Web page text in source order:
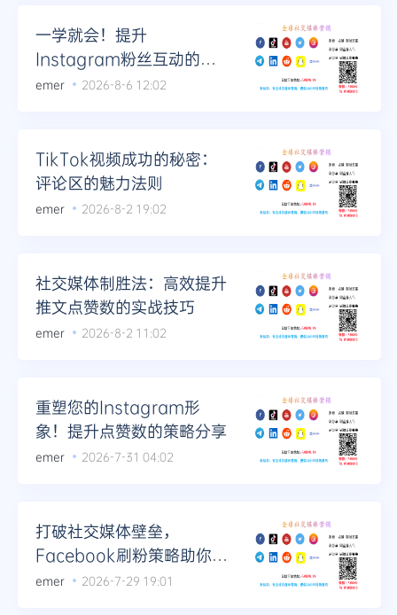
Telegram
更多
一学就会！提升
Instagram粉丝互动的高
效策略
emer 2026-8-6 12:02
TikTok视频成功的秘密：
评论区的魅力法则
emer 2026-8-2 19:02
社交媒体制胜法：高效提升
推文点赞数的实战技巧
emer 2026-8-2 11:02
重塑您的Instagram形
象！提升点赞数的策略分享
emer 2026-7-31 04:02
打破社交媒体壁垒，
Facebook刷粉策略助你领
先一步
emer 2026-7-29 19:01